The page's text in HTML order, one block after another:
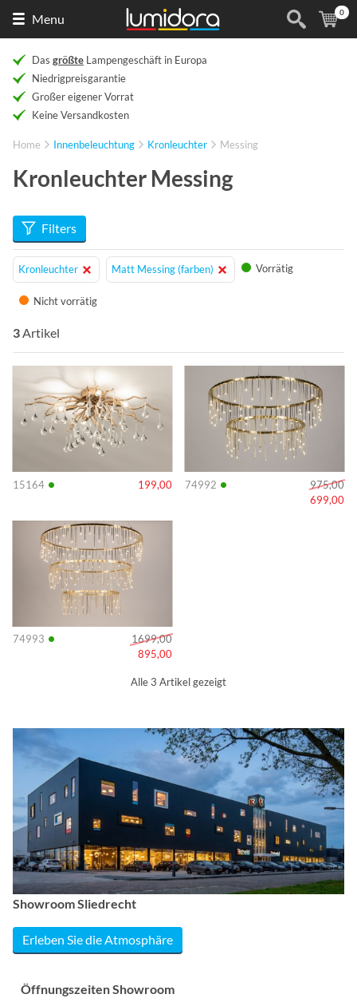
Menu (
0
Das größte Lampengeschäft in Europa
Niedrigpreisgarantie
Großer eigener Vorrat
Keine Versandkosten
Home Innenbeleuchtung Kronleuchter Messing
Kronleuchter Messing
Filters
Kronleuchter Matt Messing (farben) Vorrätig
Nicht vorrätig
3Artikel
15164 • 199,00
Info
74992 •
975,00
699,00
Info
74993 •
1699,00
895,00
Info
Alle 3 Artikel gezeigt
Showroom Sliedrecht
Erleben Sie die Atmosphäre
Öffnungszeiten Showroom